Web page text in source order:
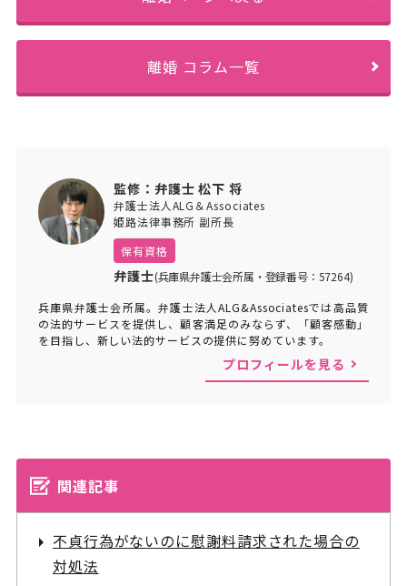
離婚 コラム一覧
監修：弁護士 松下 将
弁護士法人ALG＆Associates
姫路法律事務所 副所長
保有資格
弁護士(兵庫県弁護士会所属・登録番号：57264)
兵庫県弁護士会所属。弁護士法人ALG&Associatesでは高品質
の法的サービスを提供し、顧客満足のみならず、「顧客感動」
を目指し、新しい法的サービスの提供に努めています。
プロフィールを見る
関連記事
不貞行為がないのに慰謝料請求された場合の
対処法